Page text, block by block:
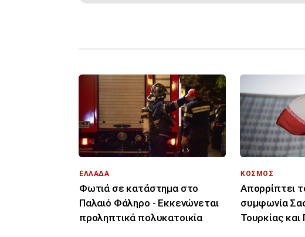
ΕΛΛΑΔΑ
Φωτιά σε κατάστημα στο
Παλαιό Φάληρο - Εκκενώνεται
προληπτικά πολυκατοικία
ΚΟΣΜΟΣ
Απορρίπτει
συμφωνία
Τουρκίας και